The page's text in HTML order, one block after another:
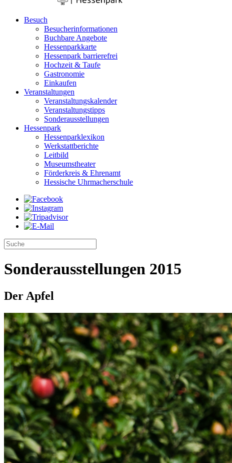
Besuch
Besucherinformationen
Buchbare Angebote
Hessenparkkarte
Hessenpark barrierefrei
Hochzeit & Taufe
Gastronomie
Einkaufen
Veranstaltungen
Veranstaltungskalender
Veranstaltungstipps
Sonderausstellungen
Hessenpark
Hessenparklexikon
Werkstattberichte
Leitbild
Museumstheater
Förderkreis & Ehrenamt
Hessische Uhrmacherschule
Sonderausstellungen 2015
Der Apfel